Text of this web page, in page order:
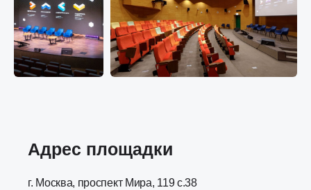
Адрес площадки
г. Москва, проспект Мира, 119 с.38